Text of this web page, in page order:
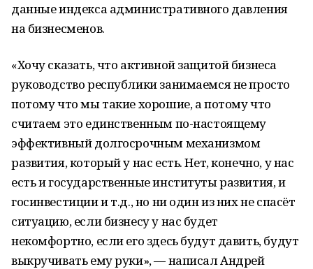
данные индекса административного давления
на бизнесменов.
«Хочу сказать, что активной защитой бизнеса
руководство республики занимаемся не просто
потому что мы такие хорошие, а потому что
считаем это единственным по-настоящему
эффективный долгосрочным механизмом
развития, который у нас есть. Нет, конечно, у нас
есть и государственные институты развития, и
госинвестиции и т.д., но ни один из них не спасёт
ситуацию, если бизнесу у нас будет
некомфортно, если его здесь будут давить, будут
выкручивать ему руки», — написал Андрей